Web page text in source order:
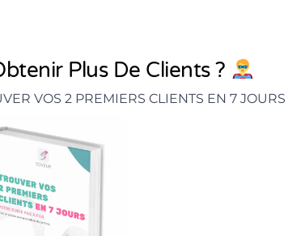
Plus De Clients ?
VOS 2 PREMIERS CLIENTS EN 7 JOURS